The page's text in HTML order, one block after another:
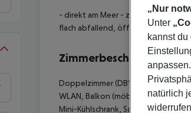
- direkt am Meer - zum
flach abfallend, öffentlich, von der
Zimmerbeschreibung
Doppelzimmer (DB1) - Doppel, 1
WLAN, Balkon (möbliert)
Mini-Kühlschrank, Safe, 1 TV (Sat-
„Nur
Unter
kannst
natürlich